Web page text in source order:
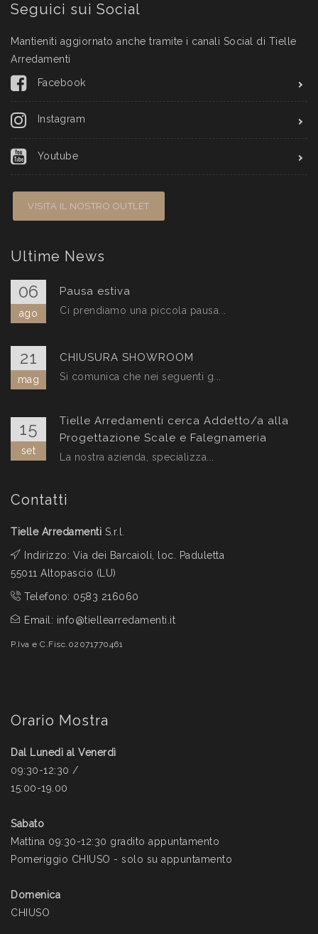
Seguici sui Social
Mantieniti aggiornato anche tramite i canali Social di Tielle
Arredamenti
Facebook
Instagram
Youtube
VISITA IL NOSTRO OUTLET
Ultime News
06
ago
Pausa estiva
Ci prendiamo una piccola pausa...
21
mag
CHIUSURA SHOWROOM
Si comunica che nei seguenti g...
15
set
Tielle Arredamenti cerca Addetto/a alla
Progettazione Scale e Falegnameria
La nostra azienda, specializza...
Contatti
Tielle Arredamenti S.r.l.
Indirizzo: Via dei Barcaioli, loc. Paduletta
55011 Altopascio (LU)
Telefono: 0583 216060
Email: info@tiellearredamenti.it
P.Iva e C.Fisc.02071770461
Orario Mostra
Dal Lunedì al Venerdì
09:30-12:30 /
15:00-19.00
Sabato
Mattina 09:30-12:30 gradito appuntamento
Pomeriggio CHIUSO - solo su appuntamento
Domenica
CHIUSO